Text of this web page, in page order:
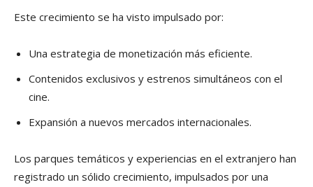
Este crecimiento se ha visto impulsado por:
Una estrategia de monetización más eficiente.
Contenidos exclusivos y estrenos simultáneos con el
cine.
Expansión a nuevos mercados internacionales.
Los parques temáticos y experiencias en el extranjero han
registrado un sólido crecimiento, impulsados por una